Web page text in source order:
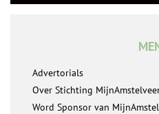
Advertorials
Over Stichting
Word Sponsor van